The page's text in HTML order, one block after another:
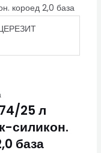
короед 2,0 база
25 л
силикон.
база